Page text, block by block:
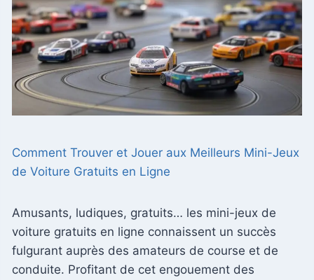
Comment Trouver et Jouer aux Meilleurs Mini-Jeux
de Voiture Gratuits en Ligne
Amusants, ludiques, gratuits… les mini-jeux de
voiture gratuits en ligne connaissent un succès
fulgurant auprès des amateurs de course et de
conduite. Profitant de cet engouement des